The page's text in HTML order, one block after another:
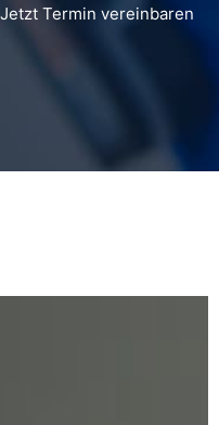
Termin vereinbaren